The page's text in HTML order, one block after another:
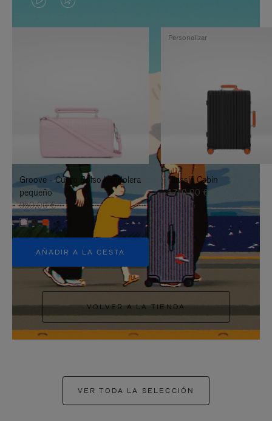
EL
VÍDEO
PULSE
PAUSARLO.
EL
SONIDO
DESACTIVADO:
PULSE
PARA
ACTIVARLO.
Groove - Cuero Bolso bandolera
pequeño
950,00 €
+5
AÑADIR A LA CESTA
Classic Cabin
1.740,00 €
Personalizar
VOLVER A LA TIENDA
VER TODA LA SELECCIÓN